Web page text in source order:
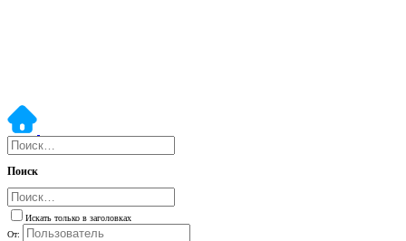
Поиск
Искать только в заголовках
От: